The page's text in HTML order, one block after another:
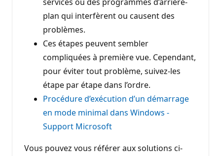
plan qui interfèrent ou causent des
problèmes.
Ces étapes peuvent sembler
compliquées à première vue. Cependant,
pour éviter tout problème, suivez-les
étape par étape dans l’ordre.
Procédure d’exécution d’un démarrage
en mode minimal dans Windows -
Support Microsoft
Vous pouvez vous référer aux solutions ci-